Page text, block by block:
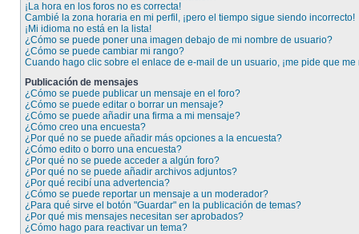
¡La hora en los foros no es correcta!
Cambié la zona horaria en mi perfil, ¡pero el tiempo sigue siendo incorrecto!
¡Mi idioma no está en la lista!
¿Cómo se puede poner una imagen debajo de mi nombre de usuario?
¿Cómo se puede cambiar mi rango?
Cuando hago clic sobre el enlace de e-mail de un usuario, ¡me pide que me
Publicación de mensajes
¿Cómo se puede publicar un mensaje en el foro?
¿Cómo se puede editar o borrar un mensaje?
¿Cómo se puede añadir una firma a mi mensaje?
¿Cómo creo una encuesta?
¿Por qué no se puede añadir más opciones a la encuesta?
¿Cómo edito o borro una encuesta?
¿Por qué no se puede acceder a algún foro?
¿Por qué no se puede añadir archivos adjuntos?
¿Por qué recibí una advertencia?
¿Cómo se puede reportar un mensaje a un moderador?
¿Para qué sirve el botón "Guardar" en la publicación de temas?
¿Por qué mis mensajes necesitan ser aprobados?
¿Cómo hago para reactivar un tema?